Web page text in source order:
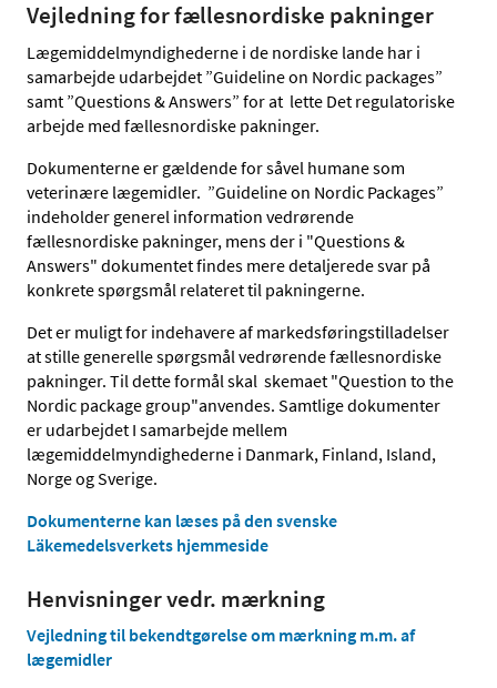
Vejledning for fællesnordiske pakninger
Lægemiddelmyndighederne i de nordiske lande har i
samarbejde udarbejdet ”Guideline on Nordic packages”
samt ”Questions & Answers” for at lette Det regulatoriske
arbejde med fællesnordiske pakninger.
Dokumenterne er gældende for såvel humane som
veterinære lægemidler. ”Guideline on Nordic Packages”
indeholder generel information vedrørende
fællesnordiske pakninger, mens der i "Questions &
Answers" dokumentet findes mere detaljerede svar på
konkrete spørgsmål relateret til pakningerne.
Det er muligt for indehavere af markedsføringstilladelser
at stille generelle spørgsmål vedrørende fællesnordiske
pakninger. Til dette formål skal skemaet "Question to the
Nordic package group"anvendes. Samtlige dokumenter
er udarbejdet I samarbejde mellem
lægemiddelmyndighederne i Danmark, Finland, Island,
Norge og Sverige.
Dokumenterne kan læses på den svenske
Läkemedelsverkets hjemmeside
Henvisninger vedr. mærkning
Vejledning til bekendtgørelse om mærkning m.m. af
lægemidler